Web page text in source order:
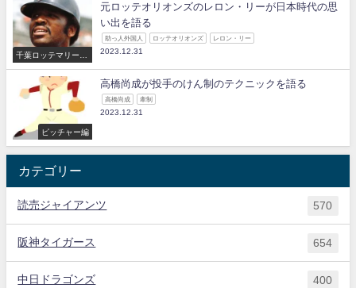
千葉ロッテマリーン
元ロッテオリオンズのレロン・リーが日本時代の思
い出を語る
助っ人外国人 ロッテオリオンズ レロン・リー
2023.12.31
ピッチャー編
高橋尚成が投手のけん制のテクニックを語る
高橋尚成 牽制
2023.12.31
カテゴリー
読売ジャイアンツ 570
阪神タイガース 654
中日ドラゴンズ 400